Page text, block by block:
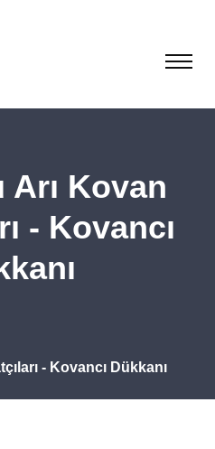
Arı Kovan
- Kovancı
- Kovancı Dükkanı